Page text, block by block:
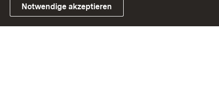
Link zum Landesportal
Notwendige akzeptieren